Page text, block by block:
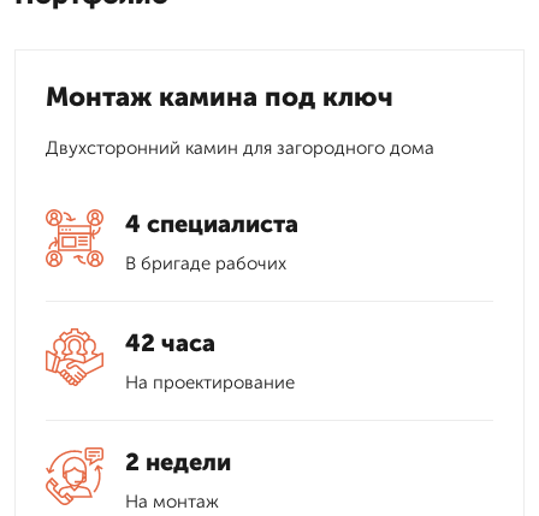
Монтаж камина под ключ
Двухсторонний камин для загородного дома
4 специалиста
В бригаде рабочих
42 часа
На проектирование
2 недели
На монтаж